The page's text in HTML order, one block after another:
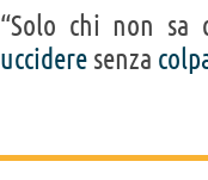
“Solo chi non sa
uccidere senza